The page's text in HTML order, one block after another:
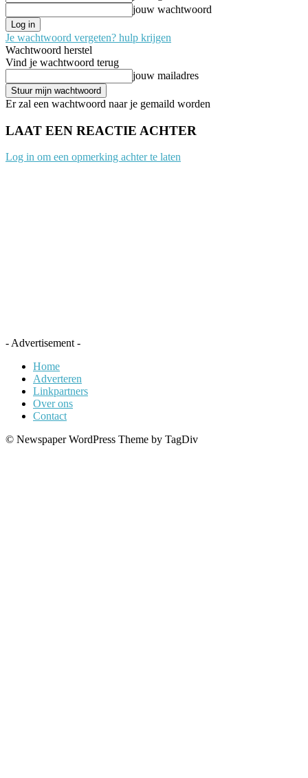
jouw wachtwoord
Je wachtwoord vergeten? hulp krijgen
Wachtwoord herstel
Vind je wachtwoord terug
jouw mailadres
Er zal een wachtwoord naar je gemaild worden
LAAT EEN REACTIE ACHTER
Log in om een opmerking achter te laten
- Advertisement -
Home
Adverteren
Linkpartners
Over ons
Contact
© Newspaper WordPress Theme by TagDiv